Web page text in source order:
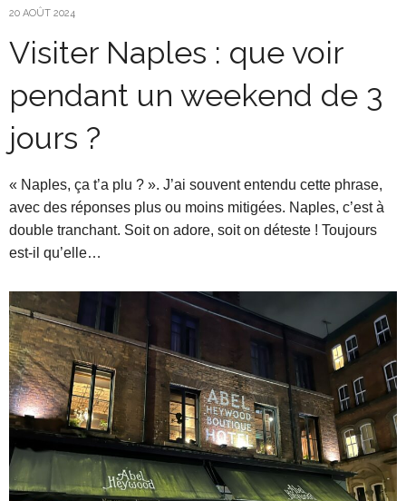
20 AOÛT 2024
Visiter Naples : que voir
pendant un weekend de 3
jours ?
« Naples, ça t’a plu ? ». J’ai souvent entendu cette phrase,
avec des réponses plus ou moins mitigées. Naples, c’est à
double tranchant. Soit on adore, soit on déteste ! Toujours
est-il qu’elle…